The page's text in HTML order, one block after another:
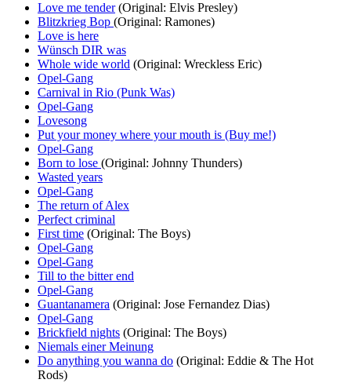
Love me tender (Original: Elvis Presley)
Blitzkrieg Bop (Original: Ramones)
Love is here
Wünsch DIR was
Whole wide world (Original: Wreckless Eric)
Opel-Gang
Carnival in Rio (Punk Was)
Opel-Gang
Lovesong
Put your money where your mouth is (Buy me!)
Opel-Gang
Born to lose (Original: Johnny Thunders)
Wasted years
Opel-Gang
The return of Alex
Perfect criminal
First time (Original: The Boys)
Opel-Gang
Opel-Gang
Till to the bitter end
Opel-Gang
Guantanamera (Original: Jose Fernandez Dias)
Opel-Gang
Brickfield nights (Original: The Boys)
Niemals einer Meinung
Do anything you wanna do (Original: Eddie & The Hot
Rods)